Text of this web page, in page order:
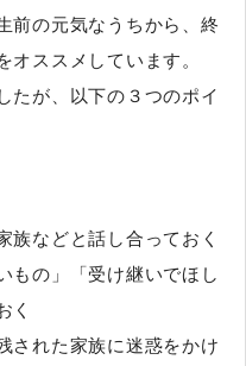
前の元気なうちから、終
ススメしています。
たが、以下の３つのポイ
などと話し合っておく
もの」「受け継いでほし
く
れた家族に迷惑をかけ